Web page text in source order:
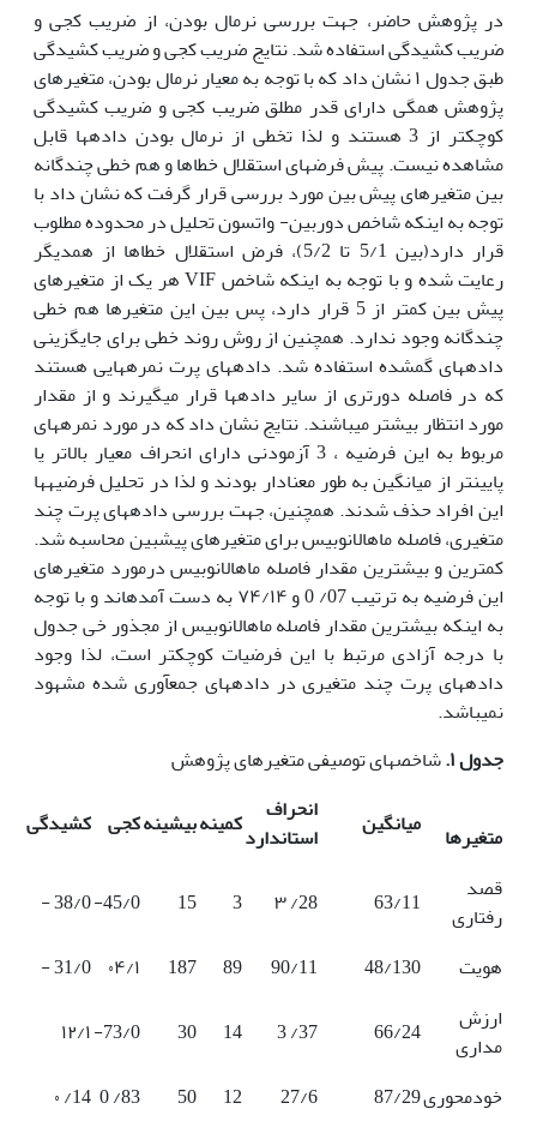
در پژوهش حاضر، جهت بررسی نرمال بودن، از ضریب کجی و
ضریب کشیدگی استفاده شد. نتایج ضریب کجی و ضریب کشیدگی
طبق جدول ۱ نشان داد که با توجه به معیار نرمال بودن، متغیرهای
پژوهش همگی دارای قدر مطلق ضریب کجی و ضریب کشیدگی
کوچکتر از 3 هستند و لذا تخطی از نرمال بودن داده­ها قابل
مشاهده نیست. پیش فرض­های استقلال خطاها و هم خطی چندگانه
بین متغیرهای پیش بین مورد بررسی قرار گرفت که نشان داد با
توجه به اینکه شاخص دوربین- واتسون تحلیل در محدوده مطلوب
قرار دارد(بین 5/1 تا 5/2)، فرض استقلال خطاها از همدیگر
رعایت شده و با توجه به اینکه شاخص VIF هر یک از متغیرهای
پیش بین کمتر از 5 قرار دارد، پس بین این متغیرها هم خطی
چندگانه وجود ندارد. همچنین از روش روند خطی برای جایگزینی
داده­های گمشده­ استفاده شد. داده­های پرت نمره­هایی هستند
که در فاصله دورتری از سایر داده­ها قرار می­گیرند و از مقدار
مورد انتظار بیشتر می­باشند. نتایج نشان داد که در مورد نمره­های
مربوط به این فرضیه ، 3 آزمودنی دارای انحراف معیار بالاتر یا
پایین­تر از میانگین به طور معنادار بودند و لذا در تحلیل فرضیه­ها
این افراد حذف شدند. همچنین، جهت بررسی داده­های پرت چند
متغیری، فاصله ماهالانوبیس برای متغیرهای پیشبین محاسبه شد.
کمترین و بیشترین مقدار فاصله ماهالانوبیس درمورد متغیرهای
این فرضیه به ترتیب 07/ 0 و ۷۴/۱۴ به دست آمده­اند و با توجه
به اینکه بیشترین مقدار فاصله ماهالانوبیس از مجذور خی جدول
با درجه آزادی مرتبط با این فرضیات کوچکتر است، لذا وجود
داده­های پرت چند متغیری در داده­های جمع­آوری شده مشهود
نمی­باشد.
جدول ۱. شاخص­های توصیفی متغیرهای پژوهش
متغیرها میانگین
انحراف
استانداردکمینهبیشینهکجی کشیدگی
قصد
رفتاری
63/11 28/ ۳ 3
15
45/0-
38/0 -
هویت
48/130
90/11
89
187 ۰۴/۱ 31/0 -
ارزش
مداری
66/24
37/ 3
14
30
73/0- ۱۲/۱
خودمحوری87/29
27/6
12
50
83/ 0
14/ ۰